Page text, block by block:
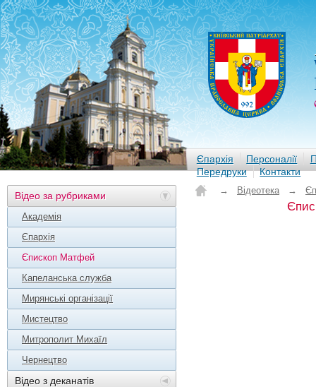
Єпархія Персоналії
Передруки
Контакти
Відео за рубриками
Академія
Єпархія
Єпископ Матфей
Капеланська служба
Мирянські організації
Мистецтво
Митрополит Михаїл
Чернецтво
Відео з деканатів
→ Відеотека →